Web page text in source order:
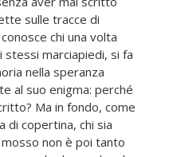
sulle tracce di
chi una volta
stessi marciapiedi, si fa
nella speranza
al suo enigma: perché
Ma in fondo, come
di copertina, chi sia
non è poi tanto